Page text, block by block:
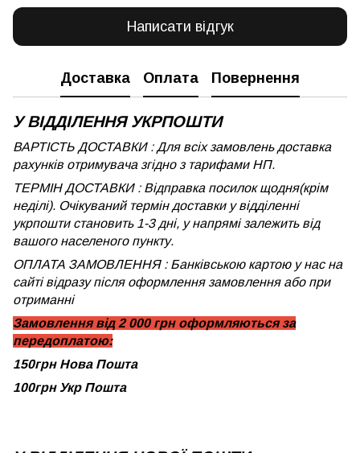
Написати відгук
Доставка Оплата Повернення
У ВІДДІЛЕННЯ УКРПОШТИ
ВАРТІСТЬ ДОСТАВКИ : Для всіх замовлень доставка
рахунків отримувача згідно з тарифами НП.
ТЕРМІН ДОСТАВКИ : Відправка посилок щодня(крім
неділі). Очікуваний термін доставки у відділенні
укрпошти становить 1-3 дні, у напрямі залежить від
вашого населеного пункту.
ОПЛАТА ЗАМОВЛЕННЯ : Банківською картою у нас на
сайті відразу після оформлення замовлення або при
отриманні
Замовлення від 2 000 грн оформляються за
передоплатою:
150грн Нова Пошта
100грн Укр Пошта